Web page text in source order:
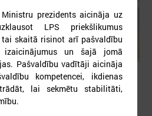
tirgotāji
prezidents aicināja uz
LPS priekšlikumus
skaitā risinot arī pašvaldību
izaicinājumus un šajā jomā
Pašvaldību vadītāji aicināja
kompetencei, ikdienas
lai sekmētu stabilitāti,